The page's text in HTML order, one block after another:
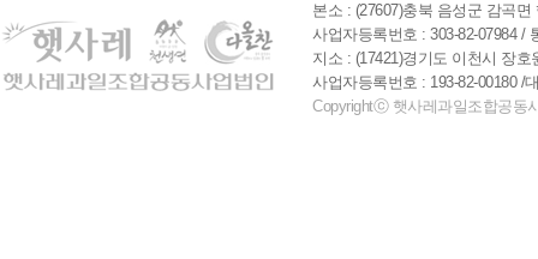
본소 : (27607)충북 음성군 감곡
사업자등록번호 : 303-82-07984 /
지소 : (17421)경기도 이천시 장
사업자등록번호 : 193-82-00180 /
Copyrightⓒ 햇사레과일조합공동